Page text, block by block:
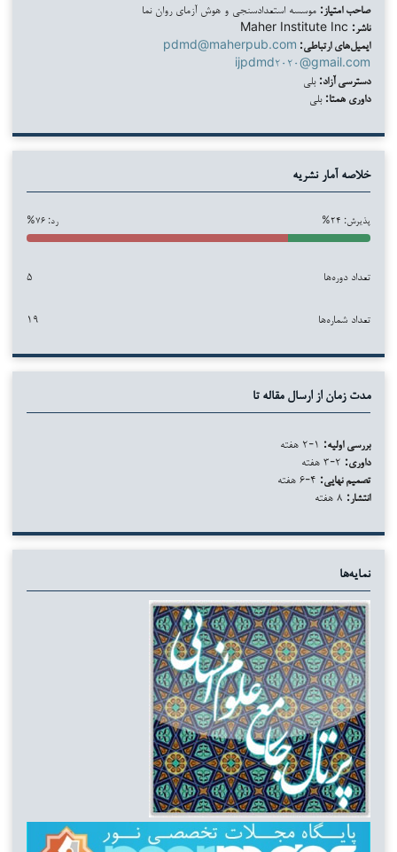
صاحب امتیاز: موسسه استعدادسنجی و هوش آزمای روان نما
ناشر:
ایمیل‌های ارتباطی: pdmd@maherpub.com
ijpdmd۲۰۲۰@gmail.com
دسترسی آزاد: بلی
داوری همتا: بلی
خلاصه آمار نشریه
پذیرش: ۲۴% رد: ۷۶%
تعداد دوره‌ها ۵
تعداد شماره‌ها ۱۹
مدت زمان از ارسال مقاله تا
بررسی اولیه:
داوری:
تصمیم نهایی:
انتشار:
نمایه‌ها